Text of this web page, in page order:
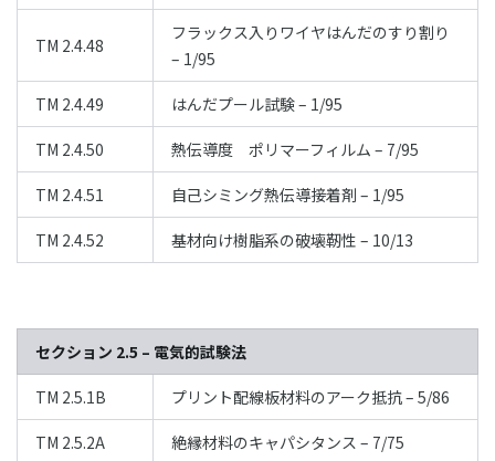
TM 2.4.48
フラックス入りワイヤはんだのすり割り
– 1/95
TM 2.4.49 はんだプール試験 – 1/95
TM 2.4.50 熱伝導度 ポリマーフィルム – 7/95
TM 2.4.51 自己シミング熱伝導接着剤 – 1/95
TM 2.4.52 基材向け樹脂系の破壊靭性 – 10/13
セクション 2.5 – 電気的試験法
TM 2.5.1B プリント配線板材料のアーク抵抗 – 5/86
TM 2.5.2A 絶縁材料のキャパシタンス – 7/75